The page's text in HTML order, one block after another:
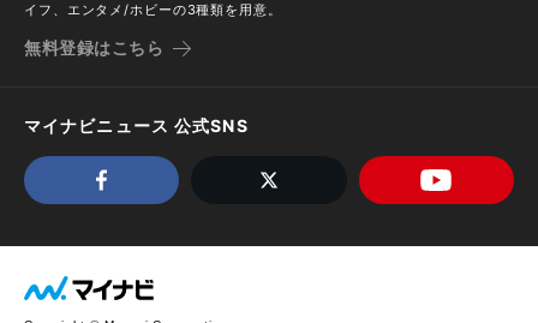
イフ、エンタメ/ホビーの3種類を用意。
無料登録はこちら
マイナビニュース 公式SNS